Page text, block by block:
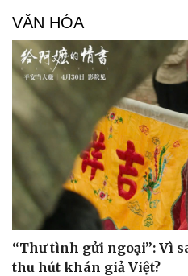
VĂN HÓA
“Thư tình gửi ngoại”: Vì
thu hút khán giả Việt?